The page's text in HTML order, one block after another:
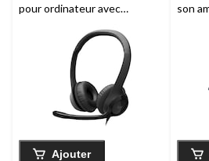
pour ordinateur avec
fonction antibruit et
commandes intégrées
Ajouter
son